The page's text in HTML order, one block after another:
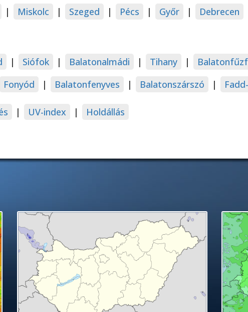
| Miskolc | Szeged | Pécs | Győr | Debrecen
| Siófok | Balatonalmádi | Tihany |
Fonyód | Balatonfenyves | Balatonszárszó |
| UV-index | Holdállás